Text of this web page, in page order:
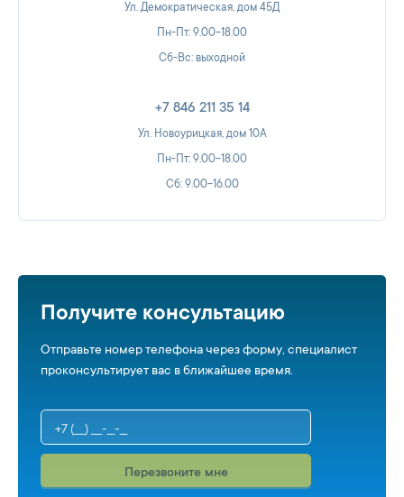
Ул. Демократическая, дом 45Д
Пн-Пт: 9.00-18.00
Сб-Вс: выходной
+7 846 211 35 14
Ул. Новоурицкая, дом 10А
Пн-Пт: 9.00-18.00
Сб: 9.00-16.00
Получите консультацию
Отправьте номер телефона через форму, специалист
проконсультирует вас в ближайшее время.
Перезвоните мне